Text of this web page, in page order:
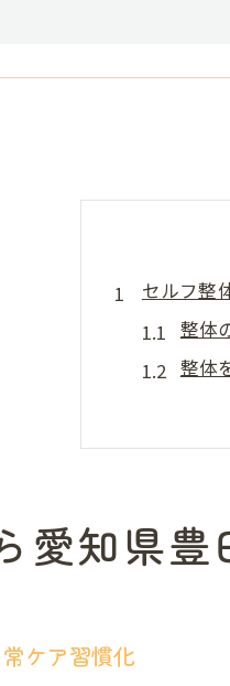
セルフ整
整体
整体
豊
整体
身体の痛
整体
愛知県豊
ケア習慣化